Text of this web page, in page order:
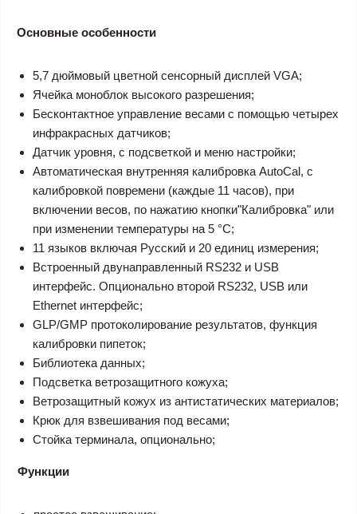
Основные особенности
5,7 дюймовый цветной сенсорный дисплей VGA;
Ячейка моноблок высокого разрешения;
Бесконтактное управление весами с помощью четырех
инфракрасных датчиков;
Датчик уровня, с подсветкой и меню настройки;
Автоматическая внутренняя калибровка AutoCal, с
калибровкой повремени (каждые 11 часов), при
включении весов, по нажатию кнопки"Калибровка" или
при изменении температуры на 5 °С;
11 языков включая Русский и 20 единиц измерения;
Встроенный двунаправленный RS232 и USB
интерфейс. Опционально второй RS232, USB или
Ethernet интерфейс;
GLP/GMP протоколирование результатов, функция
калибровки пипеток;
Библиотека данных;
Подсветка ветрозащитного кожуха;
Ветрозащитный кожух из антистатических материалов;
Крюк для взвешивания под весами;
Стойка терминала, опционально;
Функции